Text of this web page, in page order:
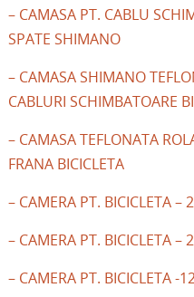
– CAMASA PT. CABLU
SPATE SHIMANO
– CAMASA SHIMANO
CABLURI SCHIMBATOARE
– CAMASA TEFLONATA
FRANA BICICLETA
– CAMERA PT. BICICLETA –
– CAMERA PT. BICICLETA –
– CAMERA PT. BICICLETA -